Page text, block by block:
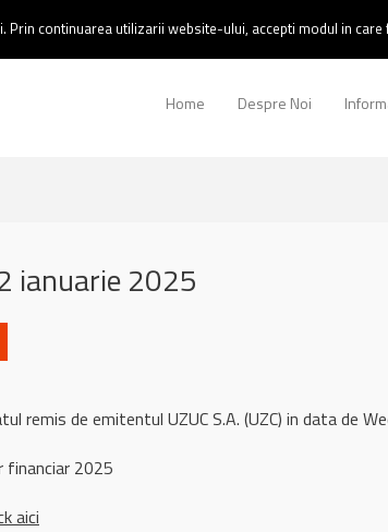
Home Despre Noi
ianuarie 2025
remis de emitentul UZUC S.A. (UZC) in data de
financiar 2025
aici
continuarea utilizarii website-ului, accepti modul in